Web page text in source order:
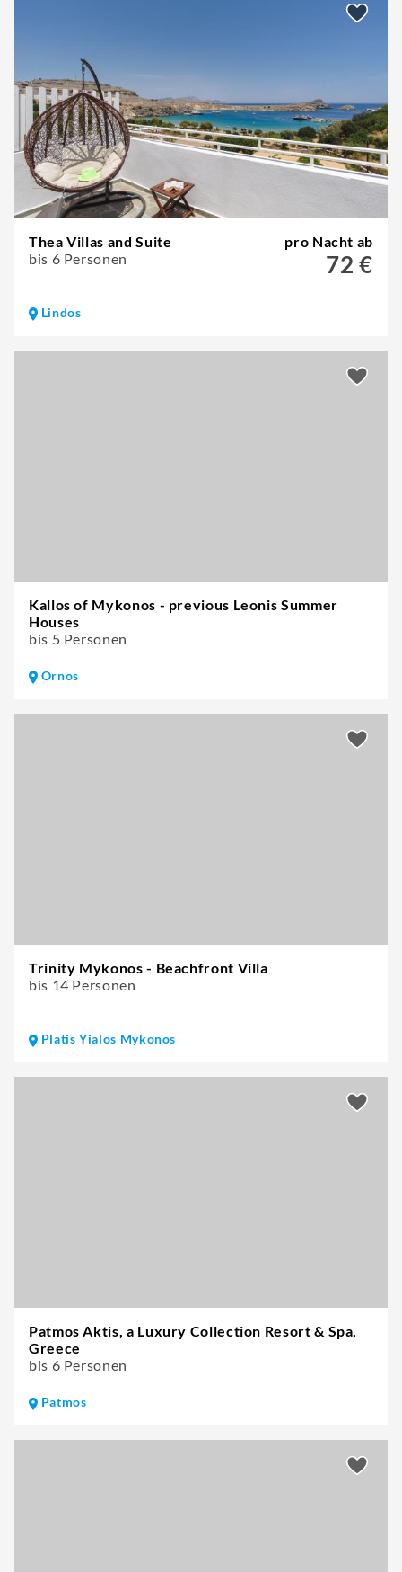
Thea Villas and Suite
bis 6 Personen
pro Nacht ab
72 €
Lindos
Kallos of Mykonos - previous Leonis Summer
Houses
bis 5 Personen
Ornos
Trinity Mykonos - Beachfront Villa
bis 14 Personen
Platis Yialos Mykonos
Patmos Aktis, a Luxury Collection Resort & Spa,
Greece
bis 6 Personen
Patmos